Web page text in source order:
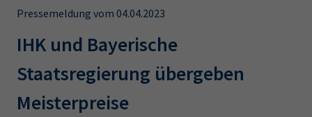
Leichte Sprache
Karriere
Sachkundeprüfung
34i
Betriebswirt Prüfbericht
Pressemeldung vom 04.04.2023
IHK und Bayerische
Staatsregierung übergeben
Meisterpreise